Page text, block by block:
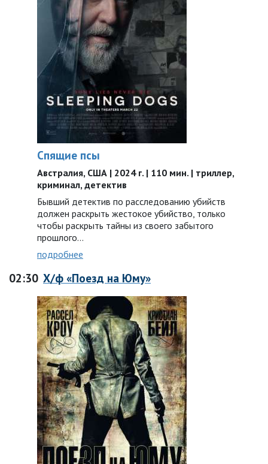
Спящие псы
Австралия, США | 2024 г. | 110 мин. | триллер,
криминал, детектив
Бывший детектив по расследованию убийств
должен раскрыть жестокое убийство, только
чтобы раскрыть тайны из своего забытого
прошлого…
подробнее
02:30 Х/ф «Поезд на Юму»